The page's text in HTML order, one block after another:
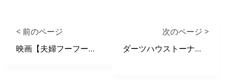
< 前のページ
映画【夫婦フーフー日記】 X 自遊空間 タイアップキャンペーン
次のページ >
ダーツハウストーナメントin新小岩駅前店